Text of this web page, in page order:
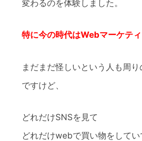
変わるのを体験しました。
特に今の時代はWebマーケティ
まだまだ怪しいという人も周
ですけど、
どれだけSNSを見て
どれだけwebで買い物をしてい